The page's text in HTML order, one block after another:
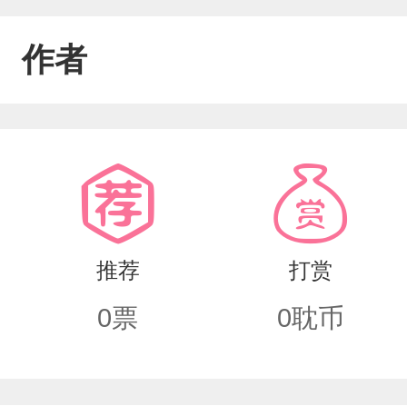
作者
推荐
0票
打赏
0耽币